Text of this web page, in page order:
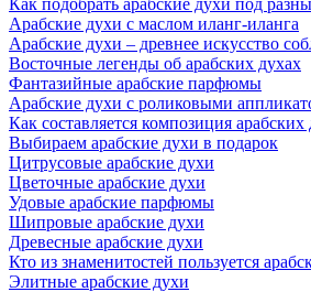
Арабские духи с маслом иланг-иланга
Арабские духи – древнее искусство
Восточные легенды об арабских духах
Фантазийные арабские парфюмы
Арабские духи с роликовыми
Как составляется композиция арабских
Выбираем арабские духи в подарок
Цитрусовые арабские духи
Цветочные арабские духи
Удовые арабские парфюмы
Шипровые арабские духи
Древесные арабские духи
Кто из знаменитостей пользуется
Элитные арабские духи